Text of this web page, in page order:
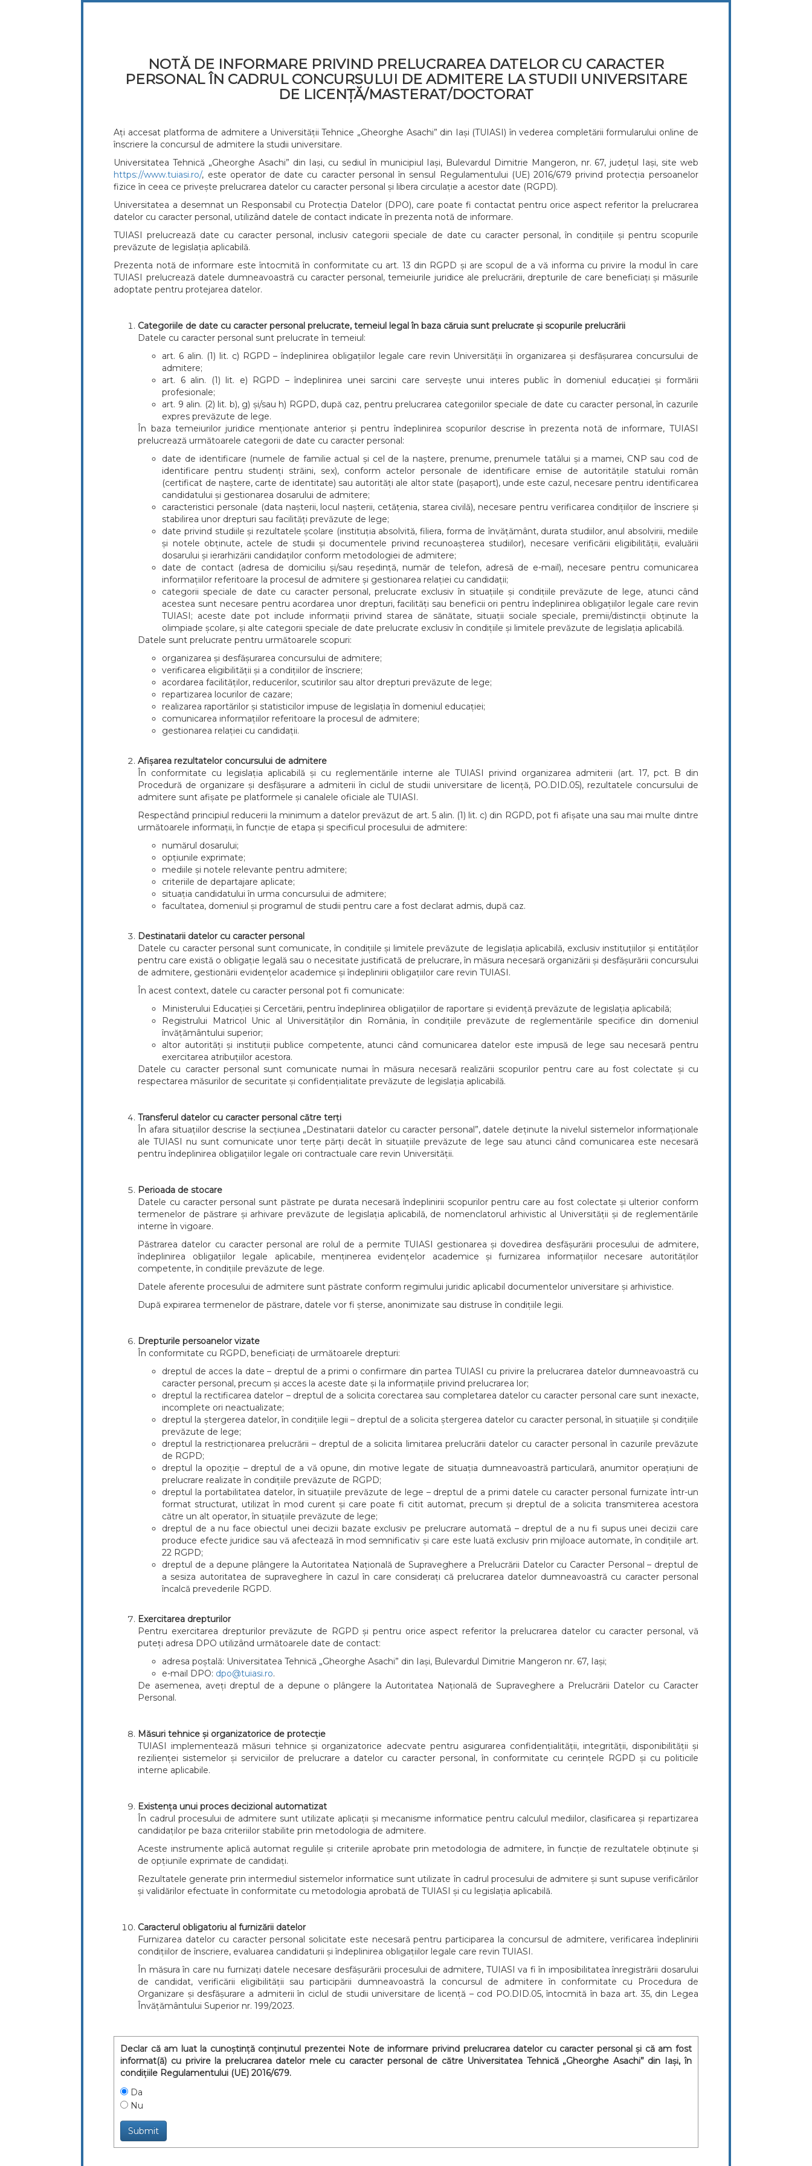
NOTĂ DE INFORMARE PRIVIND PRELUCRAREA DATELOR CU CARACTER
PERSONAL ÎN CADRUL CONCURSULUI DE ADMITERE LA STUDII UNIVERSITARE
DE LICENȚĂ/MASTERAT/DOCTORAT
Ați accesat platforma de admitere a Universității Tehnice „Gheorghe Asachi” din Iași (TUIASI) în vederea completării formularului online de
înscriere la concursul de admitere la studii universitare.
Universitatea Tehnică „Gheorghe Asachi” din Iași, cu sediul în municipiul Iași, Bulevardul Dimitrie Mangeron, nr. 67, județul Iași, site web
https://www.tuiasi.ro/, este operator de date cu caracter personal în sensul Regulamentului (UE) 2016/679 privind protecția persoanelor
fizice în ceea ce privește prelucrarea datelor cu caracter personal și libera circulație a acestor date (RGPD).
Universitatea a desemnat un Responsabil cu Protecția Datelor (DPO), care poate fi contactat pentru orice aspect referitor la prelucrarea
datelor cu caracter personal, utilizând datele de contact indicate în prezenta notă de informare.
TUIASI prelucrează date cu caracter personal, inclusiv categorii speciale de date cu caracter personal, în condițiile și pentru scopurile
prevăzute de legislația aplicabilă.
Prezenta notă de informare este întocmită în conformitate cu art. 13 din RGPD și are scopul de a vă informa cu privire la modul în care
TUIASI prelucrează datele dumneavoastră cu caracter personal, temeiurile juridice ale prelucrării, drepturile de care beneficiați și măsurile
adoptate pentru protejarea datelor.
Categoriile de date cu caracter personal prelucrate, temeiul legal în baza căruia sunt prelucrate și scopurile prelucrării
Datele cu caracter personal sunt prelucrate în temeiul:
art. 6 alin. (1) lit. c) RGPD – îndeplinirea obligațiilor legale care revin Universității în organizarea și desfășurarea concursului de
admitere;
art. 6 alin. (1) lit. e) RGPD – îndeplinirea unei sarcini care servește unui interes public în domeniul educației și formării
profesionale;
art. 9 alin. (2) lit. b), g) și/sau h) RGPD, după caz, pentru prelucrarea categoriilor speciale de date cu caracter personal, în cazurile
expres prevăzute de lege.
În baza temeiurilor juridice menționate anterior și pentru îndeplinirea scopurilor descrise în prezenta notă de informare, TUIASI
prelucrează următoarele categorii de date cu caracter personal:
date de identificare (numele de familie actual și cel de la naștere, prenume, prenumele tatălui și a mamei, CNP sau cod de
identificare pentru studenți străini, sex), conform actelor personale de identificare emise de autoritățile statului român
(certificat de naștere, carte de identitate) sau autorități ale altor state (pașaport), unde este cazul, necesare pentru identificarea
candidatului și gestionarea dosarului de admitere;
caracteristici personale (data nașterii, locul nașterii, cetățenia, starea civilă), necesare pentru verificarea condițiilor de înscriere și
stabilirea unor drepturi sau facilități prevăzute de lege;
date privind studiile și rezultatele școlare (instituția absolvită, filiera, forma de învățământ, durata studiilor, anul absolvirii, mediile
și notele obținute, actele de studii și documentele privind recunoașterea studiilor), necesare verificării eligibilității, evaluării
dosarului și ierarhizării candidaților conform metodologiei de admitere;
date de contact (adresa de domiciliu și/sau reședință, număr de telefon, adresă de e-mail), necesare pentru comunicarea
informațiilor referitoare la procesul de admitere și gestionarea relației cu candidații;
categorii speciale de date cu caracter personal, prelucrate exclusiv în situațiile și condițiile prevăzute de lege, atunci când
acestea sunt necesare pentru acordarea unor drepturi, facilități sau beneficii ori pentru îndeplinirea obligațiilor legale care revin
TUIASI; aceste date pot include informații privind starea de sănătate, situații sociale speciale, premii/distincții obținute la
olimpiade școlare, și alte categorii speciale de date prelucrate exclusiv în condițiile și limitele prevăzute de legislația aplicabilă.
Datele sunt prelucrate pentru următoarele scopuri:
organizarea și desfășurarea concursului de admitere;
verificarea eligibilității și a condițiilor de înscriere;
acordarea facilităților, reducerilor, scutirilor sau altor drepturi prevăzute de lege;
repartizarea locurilor de cazare;
realizarea raportărilor și statisticilor impuse de legislația în domeniul educației;
comunicarea informațiilor referitoare la procesul de admitere;
gestionarea relației cu candidații.
Afișarea rezultatelor concursului de admitere
În conformitate cu legislația aplicabilă și cu reglementările interne ale TUIASI privind organizarea admiterii (art. 17, pct. B din
Procedură de organizare și desfășurare a admiterii în ciclul de studii universitare de licență, PO.DID.05), rezultatele concursului de
admitere sunt afișate pe platformele și canalele oficiale ale TUIASI.
Respectând principiul reducerii la minimum a datelor prevăzut de art. 5 alin. (1) lit. c) din RGPD, pot fi afișate una sau mai multe dintre
următoarele informații, în funcție de etapa și specificul procesului de admitere:
numărul dosarului;
opțiunile exprimate;
mediile și notele relevante pentru admitere;
criteriile de departajare aplicate;
situația candidatului în urma concursului de admitere;
facultatea, domeniul și programul de studii pentru care a fost declarat admis, după caz.
Destinatarii datelor cu caracter personal
Datele cu caracter personal sunt comunicate, în condițiile și limitele prevăzute de legislația aplicabilă, exclusiv instituțiilor și entităților
pentru care există o obligație legală sau o necesitate justificată de prelucrare, în măsura necesară organizării și desfășurării concursului
de admitere, gestionării evidențelor academice și îndeplinirii obligațiilor care revin TUIASI.
În acest context, datele cu caracter personal pot fi comunicate:
Ministerului Educației și Cercetării, pentru îndeplinirea obligațiilor de raportare și evidență prevăzute de legislația aplicabilă;
Registrului Matricol Unic al Universităților din România, în condițiile prevăzute de reglementările specifice din domeniul
învățământului superior;
altor autorități și instituții publice competente, atunci când comunicarea datelor este impusă de lege sau necesară pentru
exercitarea atribuțiilor acestora.
Datele cu caracter personal sunt comunicate numai în măsura necesară realizării scopurilor pentru care au fost colectate și cu
respectarea măsurilor de securitate și confidențialitate prevăzute de legislația aplicabilă.
Transferul datelor cu caracter personal către terți
În afara situațiilor descrise la secțiunea „Destinatarii datelor cu caracter personal”, datele deținute la nivelul sistemelor informaționale
ale TUIASI nu sunt comunicate unor terțe părți decât în situațiile prevăzute de lege sau atunci când comunicarea este necesară
pentru îndeplinirea obligațiilor legale ori contractuale care revin Universității.
Perioada de stocare
Datele cu caracter personal sunt păstrate pe durata necesară îndeplinirii scopurilor pentru care au fost colectate și ulterior conform
termenelor de păstrare și arhivare prevăzute de legislația aplicabilă, de nomenclatorul arhivistic al Universității și de reglementările
interne în vigoare.
Păstrarea datelor cu caracter personal are rolul de a permite TUIASI gestionarea și dovedirea desfășurării procesului de admitere,
îndeplinirea obligațiilor legale aplicabile, menținerea evidențelor academice și furnizarea informațiilor necesare autorităților
competente, în condițiile prevăzute de lege.
Datele aferente procesului de admitere sunt păstrate conform regimului juridic aplicabil documentelor universitare și arhivistice.
După expirarea termenelor de păstrare, datele vor fi șterse, anonimizate sau distruse în condițiile legii.
Drepturile persoanelor vizate
În conformitate cu RGPD, beneficiați de următoarele drepturi:
dreptul de acces la date – dreptul de a primi o confirmare din partea TUIASI cu privire la prelucrarea datelor dumneavoastră cu
caracter personal, precum și acces la aceste date și la informațiile privind prelucrarea lor;
dreptul la rectificarea datelor – dreptul de a solicita corectarea sau completarea datelor cu caracter personal care sunt inexacte,
incomplete ori neactualizate;
dreptul la ștergerea datelor, în condițiile legii – dreptul de a solicita ștergerea datelor cu caracter personal, în situațiile și condițiile
prevăzute de lege;
dreptul la restricționarea prelucrării – dreptul de a solicita limitarea prelucrării datelor cu caracter personal în cazurile prevăzute
de RGPD;
dreptul la opoziție – dreptul de a vă opune, din motive legate de situația dumneavoastră particulară, anumitor operațiuni de
prelucrare realizate în condițiile prevăzute de RGPD;
dreptul la portabilitatea datelor, în situațiile prevăzute de lege – dreptul de a primi datele cu caracter personal furnizate într-un
format structurat, utilizat în mod curent și care poate fi citit automat, precum și dreptul de a solicita transmiterea acestora
către un alt operator, în situațiile prevăzute de lege;
dreptul de a nu face obiectul unei decizii bazate exclusiv pe prelucrare automată – dreptul de a nu fi supus unei decizii care
produce efecte juridice sau vă afectează în mod semnificativ și care este luată exclusiv prin mijloace automate, în condițiile art.
22 RGPD;
dreptul de a depune plângere la Autoritatea Națională de Supraveghere a Prelucrării Datelor cu Caracter Personal – dreptul de
a sesiza autoritatea de supraveghere în cazul în care considerați că prelucrarea datelor dumneavoastră cu caracter personal
încalcă prevederile RGPD.
Exercitarea drepturilor
Pentru exercitarea drepturilor prevăzute de RGPD și pentru orice aspect referitor la prelucrarea datelor cu caracter personal, vă
puteți adresa DPO utilizând următoarele date de contact:
adresa poștală: Universitatea Tehnică „Gheorghe Asachi” din Iași, Bulevardul Dimitrie Mangeron nr. 67, Iași;
e-mail DPO: dpo@tuiasi.ro.
De asemenea, aveți dreptul de a depune o plângere la Autoritatea Națională de Supraveghere a Prelucrării Datelor cu Caracter
Personal.
Măsuri tehnice și organizatorice de protecție
TUIASI implementează măsuri tehnice și organizatorice adecvate pentru asigurarea confidențialității, integrității, disponibilității și
rezilienței sistemelor și serviciilor de prelucrare a datelor cu caracter personal, în conformitate cu cerințele RGPD și cu politicile
interne aplicabile.
Existența unui proces decizional automatizat
În cadrul procesului de admitere sunt utilizate aplicații și mecanisme informatice pentru calculul mediilor, clasificarea și repartizarea
candidaților pe baza criteriilor stabilite prin metodologia de admitere.
Aceste instrumente aplică automat regulile și criteriile aprobate prin metodologia de admitere, în funcție de rezultatele obținute și
de opțiunile exprimate de candidați.
Rezultatele generate prin intermediul sistemelor informatice sunt utilizate în cadrul procesului de admitere și sunt supuse verificărilor
și validărilor efectuate în conformitate cu metodologia aprobată de TUIASI și cu legislația aplicabilă.
Caracterul obligatoriu al furnizării datelor
Furnizarea datelor cu caracter personal solicitate este necesară pentru participarea la concursul de admitere, verificarea îndeplinirii
condițiilor de înscriere, evaluarea candidaturii și îndeplinirea obligațiilor legale care revin TUIASI.
În măsura în care nu furnizați datele necesare desfășurării procesului de admitere, TUIASI va fi în imposibilitatea înregistrării dosarului
de candidat, verificării eligibilității sau participării dumneavoastră la concursul de admitere în conformitate cu Procedura de
Organizare și desfășurare a admiterii în ciclul de studii universitare de licență – cod PO.DID.05, întocmită în baza art. 35, din Legea
Învățământului Superior nr. 199/2023.
Declar că am luat la cunoștință conținutul prezentei Note de informare privind prelucrarea datelor cu caracter personal și că am fost
informat(ă) cu privire la prelucrarea datelor mele cu caracter personal de către Universitatea Tehnică „Gheorghe Asachi” din Iași, în
condițiile Regulamentului (UE) 2016/679.
Da
Nu
Submit